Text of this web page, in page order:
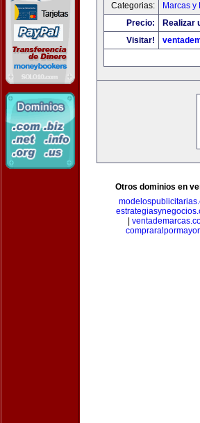
Categorias:
Marcas y
Precio:
Realizar
Visitar!
Otros dominios en